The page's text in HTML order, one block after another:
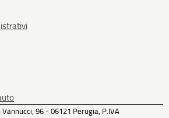
96 - 06121 Perugia, P.IVA